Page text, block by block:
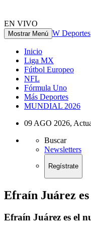
EN VIVO
Mostrar Menú W Deportes
Inicio
Liga MX
Fútbol Europeo
NFL
Fórmula Uno
Más Deportes
MUNDIAL 2026
09 AGO 2026,
Buscar
Newsletters
Regístrate
Efraín Juárez
Efraín Juárez es el